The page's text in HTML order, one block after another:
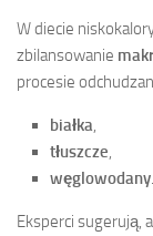
W diecie
zbilansowanie
procesie
białka
tłuszcze
węglowodany
Eksperci sugerują,